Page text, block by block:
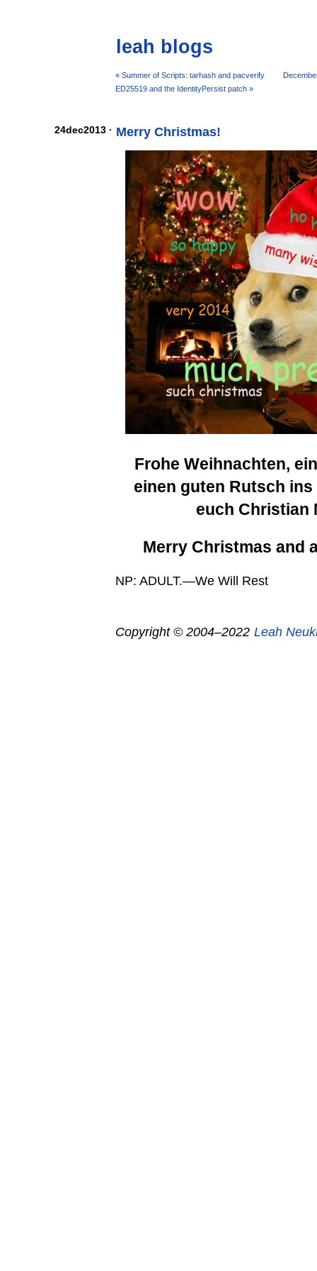
leah blogs
« Summer of Scripts: tarhash and pacverify
ED25519 and the IdentityPersist patch »
24dec2013 · Merry Christmas!
Frohe Weihnachten,
einen guten Rutsch
euch Christian
Merry Christmas and
NP: ADULT.—We Will Rest
Copyright © 2004–2022 Leah